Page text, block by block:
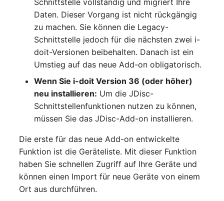
Changelog 22
Changelog 21
Changelog 20
Changelogs 1.19.x
Changelogs 1.18.x
Changelogs 1.17.x
Changelogs 1.16.x
Changelogs 1.15.x
Clustermitgliedschaften
Controller
CPU
Dateizuweisung
Datenbank Gateway
Datenbanken
Datenbanklinks
FC-Switch
Flugzeug
Gebäude
Host
Kabel
Kabeltrasse
Klimaanlage
Objekt-Beziehungen
Lebens und
Dokumentationszyklus
Referenzierungen
Web GUI
Benutzerdefinierte Zähler
IP Address Management
Kabel-Patches und -wege
Komplexe Reports
Passwörter verwalten
Prod→Test Datenbank-
Standort-basierte
Benutzerrechte
Standorte
Maintenance
Nagios
Relocate-CI
Replacement
Rights Documentation
SHD Connect
URL-Router
Report Views
Signal-Slot System
DIY Daten-Import
Dashboard Widget
programmieren
Schnittstelle vollständig und migriert Ihre
Daten. Dieser Vorgang ist nicht rückgängig
zu machen. Sie können die Legacy-
Schnittstelle jedoch für die nächsten zwei i-
doit-Versionen beibehalten. Danach ist ein
Umstieg auf das neue Add-on obligatorisch.
Wenn Sie i-doit Version 36 (oder höher)
neu installieren: Um die JDisc-
Schnittstellenfunktionen nutzen zu können,
müssen Sie das JDisc-Add-on installieren.
Die erste für das neue Add-on entwickelte
Funktion ist die Geräteliste. Mit dieser Funktion
haben Sie schnellen Zugriff auf Ihre Geräte und
können einen Import für neue Geräte von einem
Ort aus durchführen.